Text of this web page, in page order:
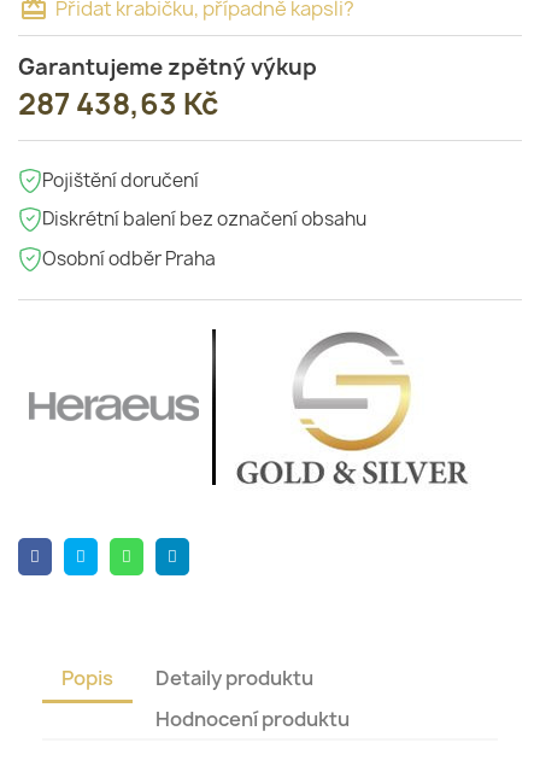
card_giftcard Přidat krabičku, případně kapsli?
Garantujeme zpětný výkup
287 438,63 Kč
Pojištění doručení
Diskrétní balení bez označení obsahu
Osobní odběr Praha
Popis
Detaily produktu
Hodnocení produktu